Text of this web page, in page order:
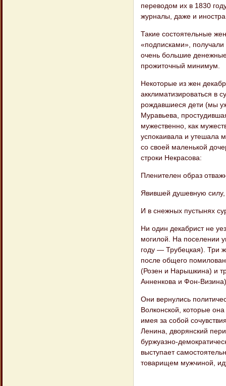
переводом их в 1830
журналы, даже и
Такие состоятельные
«подписками», получали
очень большие
прожиточный минимум.
Некоторые из жен
акклиматизироваться в
рождавшиеся дети (мы
Муравьева,
мужественно, как
успокаивала и утешала
со своей маленькой
строки Некрасова:
Пленителен образ
Явившей душевную силу,
И в снежных пустынях
Ни один декабрист не
могилой. На поселении
году — Трубецкая). Три
после общего
(Розен и Нарышкина) и
Анненкова и Фон-
Они вернулись
Волконской, которые
имея за собой
Ленина, дворянский
буржуазно-
выступает
товарищем мужчиной,